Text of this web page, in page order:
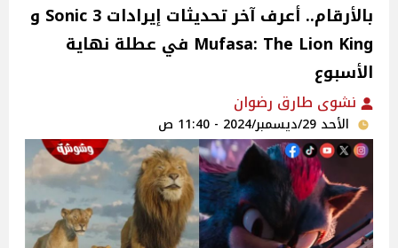
بالأرقام.. أعرف آخر تحديثات إيرادات Sonic 3 و
Mufasa: The Lion King في عطلة نهاية
الأسبوع
نشوى طارق رضوان
الأحد 29/ديسمبر/2024 - 11:40 ص